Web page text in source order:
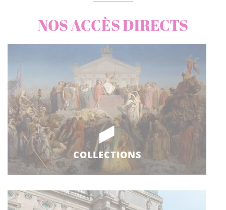
NOS ACCÈS DIRECTS
COLLECTIONS